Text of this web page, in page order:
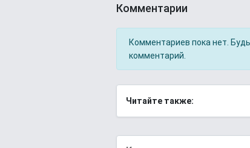
Комментарии
Комментариев пока нет.
комментарий.
Читайте также: